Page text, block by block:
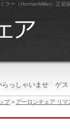
ラー（HermanMiller）正規
らっしゃいませ ゲス
プ> アーロンチェア リマ